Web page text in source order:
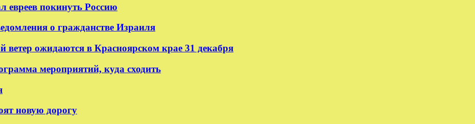
покинуть Россию
о гражданстве Израиля
ветер ожидаются в Красноярском крае 31 декабря
мероприятий, куда сходить
новую дорогу